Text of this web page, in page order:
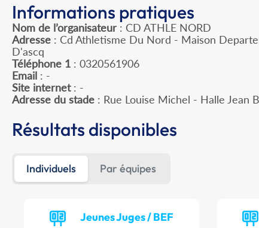
Informations pratiques
Nom de l’organisateur : CD ATHLE NORD
Adresse : Cd Athletisme Du Nord - Maison
D'ascq
Téléphone 1 : 0320561906
Email : -
Site internet: -
Adresse du stade : Rue Louise Michel - Halle Jean
Résultats disponibles
Individuels Par équipes
Jeunes Juges / BEF